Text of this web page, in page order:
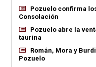
Pozuelo confirma
Consolación
Pozuelo abre la
taurina
Román, Mora y
Pozuelo